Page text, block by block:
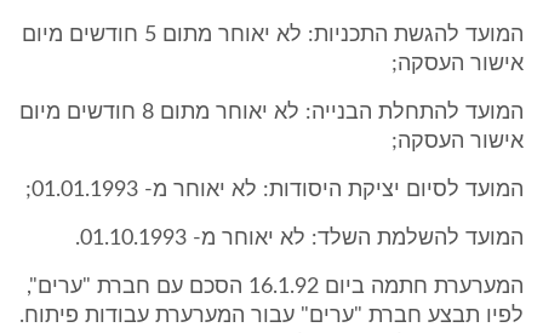
המועד להגשת התכניות: לא יאוחר מתום 5 חודשים מיום
אישור העסקה;
המועד להתחלת הבנייה: לא יאוחר מתום 8 חודשים מיום
אישור העסקה;
המועד לסיום יציקת היסודות: לא יאוחר מ- 01.01.1993;
המועד להשלמת השלד: לא יאוחר מ- 01.10.1993.
המערערת חתמה ביום 16.1.92 הסכם עם חברת "ערים",
לפיו תבצע חברת "ערים" עבור המערערת עבודות פיתוח.